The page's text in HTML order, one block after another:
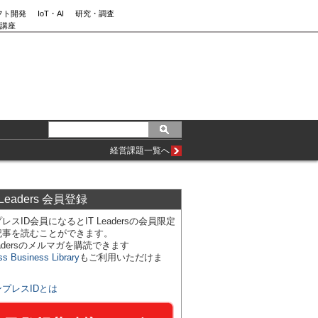
ト開発 IoT・AI
研究・調査
座
経営課題一覧へ
会員登録
スID会員になるとIT Leadersの会員限定
を読むことができます。
のメルマガを購読できます
Business Libraryもご利用いただけま
プレスIDとは